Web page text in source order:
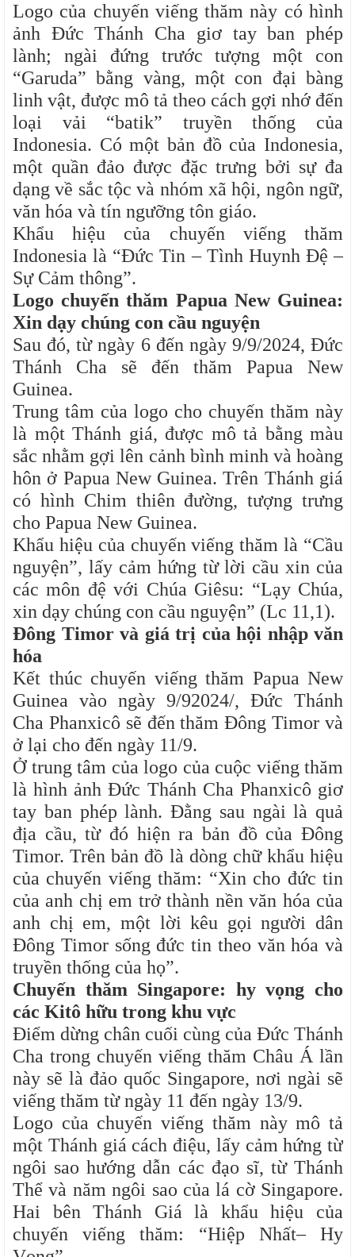
Logo của chuyến viếng thăm này có hình
ảnh Đức Thánh Cha giơ tay ban phép
lành; ngài đứng trước tượng một con
“Garuda” bằng vàng, một con đại bàng
linh vật, được mô tả theo cách gợi nhớ đến
loại vải “batik” truyền thống của
Indonesia. Có một bản đồ của Indonesia,
một quần đảo được đặc trưng bởi sự đa
dạng về sắc tộc và nhóm xã hội, ngôn ngữ,
văn hóa và tín ngưỡng tôn giáo.
Khẩu hiệu của chuyến viếng thăm
Indonesia là “Đức Tin – Tình Huynh Đệ –
Sự Cảm thông”.
Logo chuyến thăm Papua New Guinea:
Xin dạy chúng con cầu nguyện
Sau đó, từ ngày 6 đến ngày 9/9/2024, Đức
Thánh Cha sẽ đến thăm Papua New
Guinea.
Trung tâm của logo cho chuyến thăm này
là một Thánh giá, được mô tả bằng màu
sắc nhằm gợi lên cảnh bình minh và hoàng
hôn ở Papua New Guinea. Trên Thánh giá
có hình Chim thiên đường, tượng trưng
cho Papua New Guinea.
Khẩu hiệu của chuyến viếng thăm là “Cầu
nguyện”, lấy cảm hứng từ lời cầu xin của
các môn đệ với Chúa Giêsu: “Lạy Chúa,
xin dạy chúng con cầu nguyện” (Lc 11,1).
Đông Timor và giá trị của hội nhập văn
hóa
Kết thúc chuyến viếng thăm Papua New
Guinea vào ngày 9/92024/, Đức Thánh
Cha Phanxicô sẽ đến thăm Đông Timor và
ở lại cho đến ngày 11/9.
Ở trung tâm của logo của cuộc viếng thăm
là hình ảnh Đức Thánh Cha Phanxicô giơ
tay ban phép lành. Đằng sau ngài là quả
địa cầu, từ đó hiện ra bản đồ của Đông
Timor. Trên bản đồ là dòng chữ khẩu hiệu
của chuyến viếng thăm: “Xin cho đức tin
của anh chị em trở thành nền văn hóa của
anh chị em, một lời kêu gọi người dân
Đông Timor sống đức tin theo văn hóa và
truyền thống của họ”.
Chuyến thăm Singapore: hy vọng cho
các Kitô hữu trong khu vực
Điểm dừng chân cuối cùng của Đức Thánh
Cha trong chuyến viếng thăm Châu Á lần
này sẽ là đảo quốc Singapore, nơi ngài sẽ
viếng thăm từ ngày 11 đến ngày 13/9.
Logo của chuyến viếng thăm này mô tả
một Thánh giá cách điệu, lấy cảm hứng từ
ngôi sao hướng dẫn các đạo sĩ, từ Thánh
Thể và năm ngôi sao của lá cờ Singapore.
Hai bên Thánh Giá là khẩu hiệu của
chuyến viếng thăm: “Hiệp Nhất– Hy